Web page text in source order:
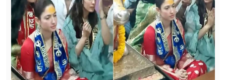
ब्‍यूटी
जॉब्स
शिक्षा
अन्य खबरें